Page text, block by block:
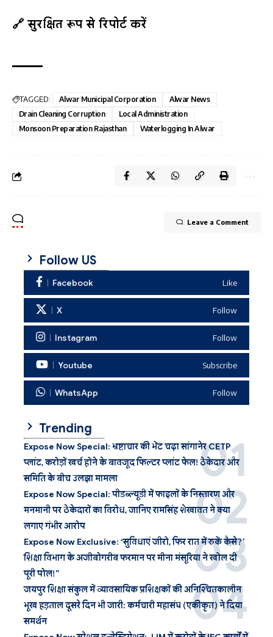
🔗 सुरक्षित रूप से रिपोर्ट करें
TAGGED: Alwar Municipal Corporation
Alwar News
Drain Cleaning Corruption
Local Administration
Monsoon Preparation Rajasthan
Waterlogging In Alwar
Leave a Comment
Follow US
Facebook Like
X Follow
Instagram Follow
Youtube Subscribe
WhatsApp Follow
Trending
Expose Now Special: भ्रष्टाचार की भेंट चढ़ा सांगानेर CETP
प्लांट, करोड़ों खर्च होने के बावजूद फिल्टर प्लांट फेल! ठेकेदार और
समिति के बीच उलझा मामला
Expose Now Special: पीडब्ल्यूडी में फाइलों के निस्तारण और
मनमानी पर ठेकेदारों का विरोध, जानिए रामसिंह शेखावत ने क्या
लगाए गंभीर आरोप
Expose Now Exclusive: ‘सुविधाएं जीरो, फिर रात में रुकें कैसे?’
शिक्षा विभाग के अजीबोगरीब फरमान पर मीना मंसूरिया ने खोल दी
पूरी पोल!”
जयपुर शिक्षा संकुल में व्यावसायिक प्रशिक्षकों की अनिश्चितकालीन
भूख हड़ताल दूसरे दिन भी जारी: कर्मचारी महासंघ (एकीकृत) ने दिया
समर्थन